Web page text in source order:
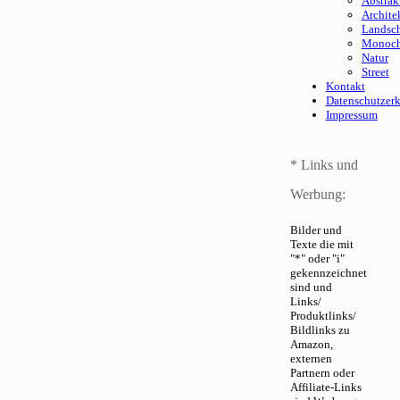
Natur
Street
Kontakt
Impressum
* Links und
Werbung:
Bilder und
Texte die mit
"*" oder "i"
gekennzeichnet
sind und
Links/
Produktlinks/
Bildlinks zu
Amazon,
externen
Partnern oder
Affiliate-Links